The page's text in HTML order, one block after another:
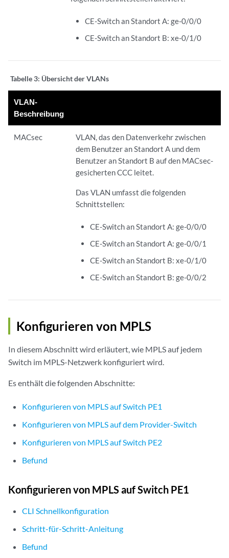
CE-Switch an Standort A: ge-0/0/0
CE-Switch an Standort B: xe-0/1/0
Tabelle 3: Übersicht der VLANs
VLAN-
Beschreibung
MACsec
VLAN, das den Datenverkehr zwischen
dem Benutzer an Standort A und dem
Benutzer an Standort B auf den MACsec-
gesicherten CCC leitet.
Das VLAN umfasst die folgenden
Schnittstellen:
CE-Switch an Standort A: ge-0/0/0
CE-Switch an Standort A: ge-0/0/1
CE-Switch an Standort B: xe-0/1/0
CE-Switch an Standort B: ge-0/0/2
Konfigurieren von MPLS
In diesem Abschnitt wird erläutert, wie MPLS auf jedem
Switch im MPLS-Netzwerk konfiguriert wird.
Es enthält die folgenden Abschnitte:
Konfigurieren von MPLS auf Switch PE1
Konfigurieren von MPLS auf dem Provider-Switch
Konfigurieren von MPLS auf Switch PE2
Befund
Konfigurieren von MPLS auf Switch PE1
CLI Schnellkonfiguration
Schritt-für-Schritt-Anleitung
Befund